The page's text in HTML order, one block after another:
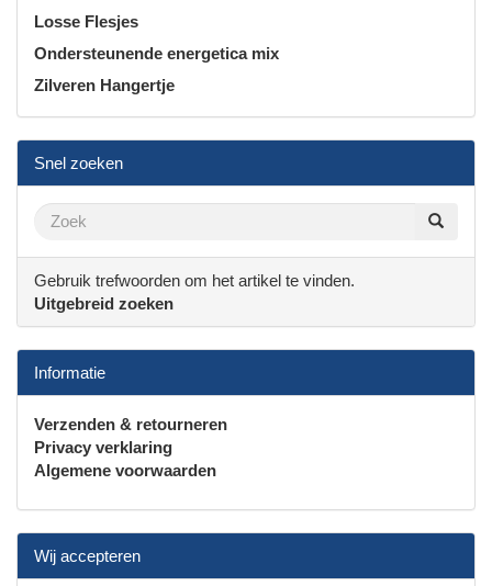
Losse Flesjes
Ondersteunende energetica mix
Zilveren Hangertje
Snel zoeken
Gebruik trefwoorden om het artikel te vinden.
Uitgebreid zoeken
Informatie
Verzenden & retourneren
Privacy verklaring
Algemene voorwaarden
Wij accepteren